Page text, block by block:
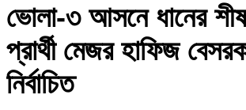
ভোলা-৩ আসনে ধানের
প্রার্থী মেজর হাফিজ
নির্বাচিত